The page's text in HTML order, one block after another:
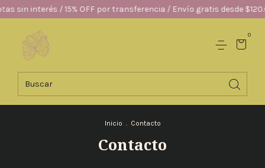
sin interés / 15% OFF por transferencia / Envío gratis desde
0
Inicio . Contacto
Contacto